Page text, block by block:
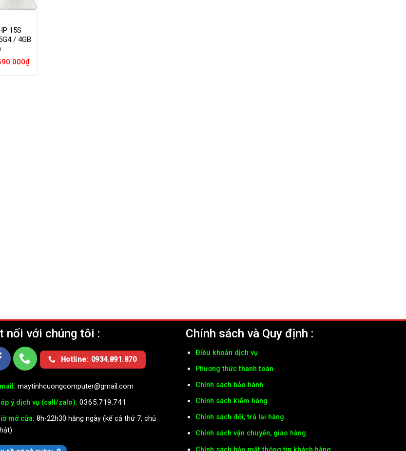
15S
/ 4GB
₫Giá
hiện
nối với chúng tôi :
Hotline: 0934.891.870
maytinhcuongcomputer@gmail.com
ý dịch vụ (call/zalo): 0365.719.741
mở cửa: 8h-22h30 hằng ngày (kể cả thứ 7, chủ
Chính sách và Quy định :
Điều khoản dịch vụ
Phương thức thanh toán
Chính sách bảo hành
Chính sách kiểm hàng
Chính sách đổi, trả lại hàng
Chính sách vận chuyển, giao hàng